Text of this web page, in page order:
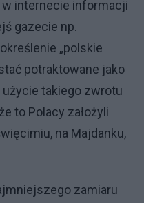
internecie informacji
gazecie np.
„polskie
potraktowane jako
takiego zwrotu
to Polacy założyli
na Majdanku,
zamiaru